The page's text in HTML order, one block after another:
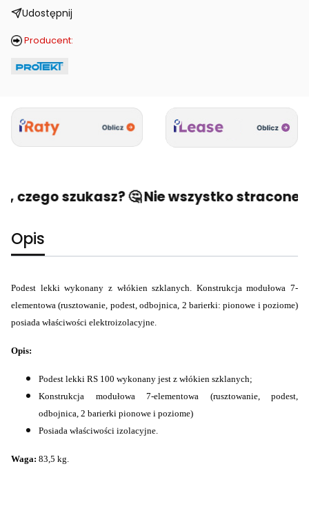
Udostępnij
Producent:
czego szukasz? 🤔 Nie wszystko stracone!
Opis
Podest lekki wykonany z włókien szklanych. Konstrukcja modułowa 7-
elementowa (rusztowanie, podest, odbojnica, 2 barierki: pionowe i poziome)
posiada właściwości elektroizolacyjne.
Opis:
Podest lekki RS 100 wykonany jest z włókien szklanych;
Konstrukcja modułowa 7-elementowa (rusztowanie, podest,
odbojnica, 2 barierki pionowe i poziome)
Posiada właściwości izolacyjne.
Waga: 83,5 kg.